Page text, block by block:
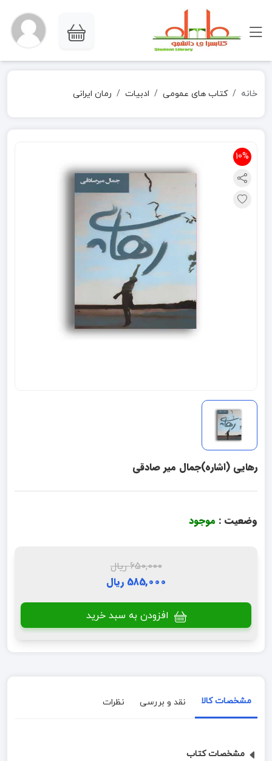
خانه کتاب های عمومی ادبیات رمان ایرانی
10%
رهایی (اشاره)جمال میر صادقی
وضعیت : موجود
650,000 ریال
585,000 ریال
افزودن به سبد خرید
مشخصات کالا نقد و بررسی نظرات
مشخصات کتاب